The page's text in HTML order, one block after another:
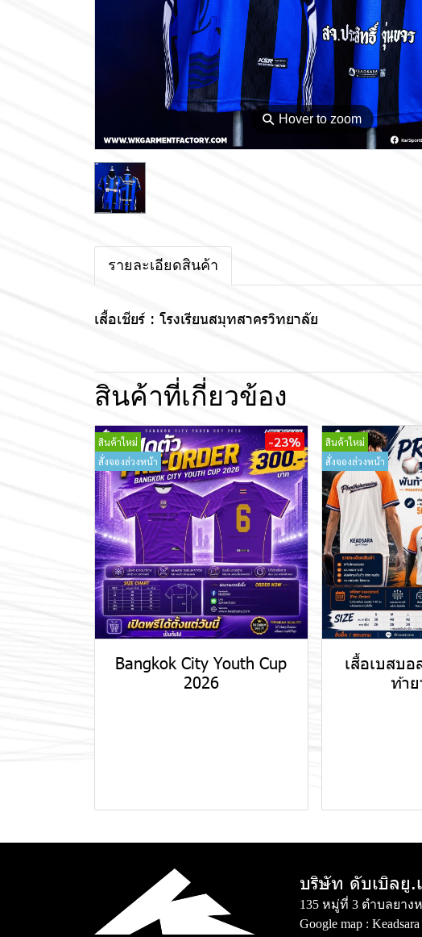
⚲Hover to zoom
รายละเอียดสินค้า
เสื้อเชียร์ : โรงเรียนสมุทสาครวิทยาลัย
สินค้าที่เกี่ยวข้อง
สินค้าใหม่
สั่งจองล่วงหน้า
-23%
Bangkok City Youth Cup
2026
สินค้าใหม่
สั่งจองล่วงหน้า
เสื้อเบสบ
ท้า
บริษัท ดับเบิลยู.
135 หมู่ที่ 3 ตำบลยาง
Google map :